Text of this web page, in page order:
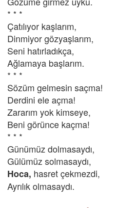
* * *
Çatılıyor kaşlarım,
Dinmiyor gözyaşlarım,
Seni hatırladıkça,
Ağlamaya başlarım.
* * *
Sözüm gelmesin saçma!
Derdini ele açma!
Zararım yok kimseye,
Beni görünce kaçma!
* * *
Günümüz dolmasaydı,
Gülümüz solmasaydı,
Hoca, hasret çekmezdi,
Ayrılık olmasaydı.